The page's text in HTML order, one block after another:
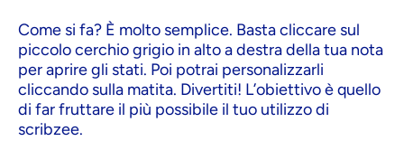
Come si fa? È molto semplice. Basta cliccare sul
piccolo cerchio grigio in alto a destra della tua nota
per aprire gli stati. Poi potrai personalizzarli
cliccando sulla matita. Divertiti! L’obiettivo è quello
di far fruttare il più possibile il tuo utilizzo di
scribzee.